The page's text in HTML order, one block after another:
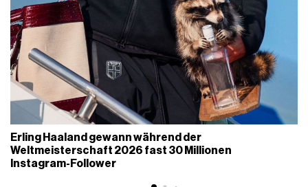
Erling Haaland gewann während der
Weltmeisterschaft 2026 fast 30 Millionen
Instagram-Follower